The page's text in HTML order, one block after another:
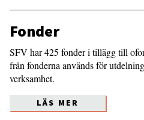
Fonder
SFV har 425 fonder i tillägg till
från fonderna används för
verksamhet.
LÄS MER